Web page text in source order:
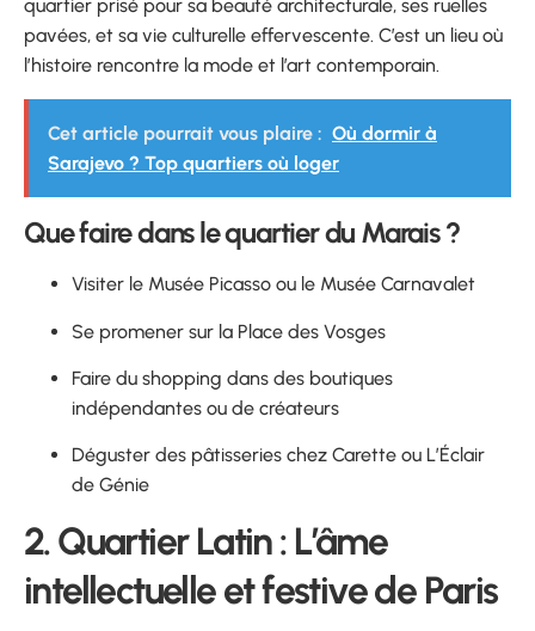
quartier prisé pour sa beauté architecturale, ses ruelles
pavées, et sa vie culturelle effervescente. C’est un lieu où
l’histoire rencontre la mode et l’art contemporain.
Cet article pourrait vous plaire : Où dormir à
Sarajevo ? Top quartiers où loger
Que faire dans le quartier du Marais ?
Visiter le Musée Picasso ou le Musée Carnavalet
Se promener sur la Place des Vosges
Faire du shopping dans des boutiques
indépendantes ou de créateurs
Déguster des pâtisseries chez Carette ou L’Éclair
de Génie
2. Quartier Latin : L’âme
intellectuelle et festive de Paris